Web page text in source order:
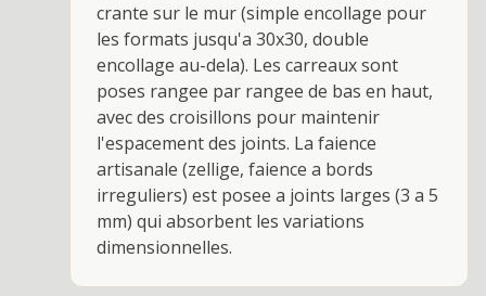
crante sur le mur (simple encollage pour
les formats jusqu'a 30x30, double
encollage au-dela). Les carreaux sont
poses rangee par rangee de bas en haut,
avec des croisillons pour maintenir
l'espacement des joints. La faience
artisanale (zellige, faience a bords
irreguliers) est posee a joints larges (3 a 5
mm) qui absorbent les variations
dimensionnelles.